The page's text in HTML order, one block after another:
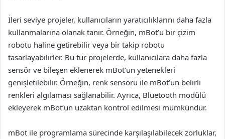
İleri seviye projeler, kullanıcıların yaratıcılıklarını daha fazla
kullanmalarına olanak tanır. Örneğin, mBot’u bir çizim
robotu haline getirebilir veya bir takip robotu
tasarlayabilirler. Bu tür projelerde, kullanıcılara daha fazla
sensör ve bileşen eklenerek mBot’un yetenekleri
genişletilebilir. Örneğin, renk sensörü ile mBot’un belirli
renkleri algılaması sağlanabilir. Ayrıca, Bluetooth modülü
ekleyerek mBot’un uzaktan kontrol edilmesi mümkündür.
mBot ile programlama sürecinde karşılaşılabilecek zorluklar,